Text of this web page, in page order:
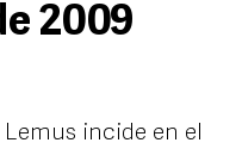
2009
incide en el